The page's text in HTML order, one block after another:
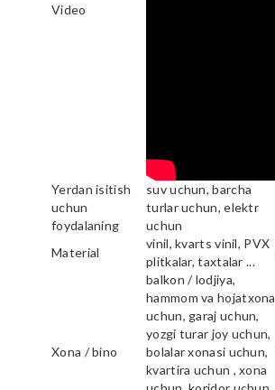
Video
Yerdan isitish
uchun
foydalaning
suv uchun, barcha
turlar uchun, elektr
uchun
Material
vinil, kvarts vinil, PVX
plitkalar, taxtalar ...
Xona / bino
balkon / lodjiya,
hammom va hojatxona
uchun, garaj uchun,
yozgi turar joy uchun,
bolalar xonasi uchun,
kvartira uchun , xona